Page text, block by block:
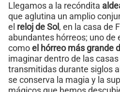
Llegamos a la recóndita
que aglutina un amplio
el reloj de Sol, en la casa de
abundantes hórreos; uno de
comoel hórreo más grande
imaginar dentro de las
transmitidas durante siglos
se conserva la magia y la